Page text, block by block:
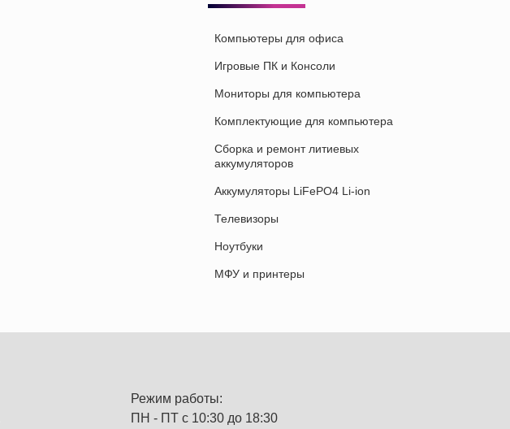
Компьютеры для офиса
Игровые ПК и Консоли
Мониторы для компьютера
Комплектующие для компьютера
Сборка и ремонт литиевых
аккумуляторов
Аккумуляторы LiFePO4 Li-ion
Телевизоры
Ноутбуки
МФУ и принтеры
Режим работы:
ПН - ПТ с 10:30 до 18:30